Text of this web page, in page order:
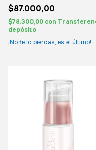
$87.000,00
$78.300,00 con
depósito
¡No te lo pierdas, es el último!